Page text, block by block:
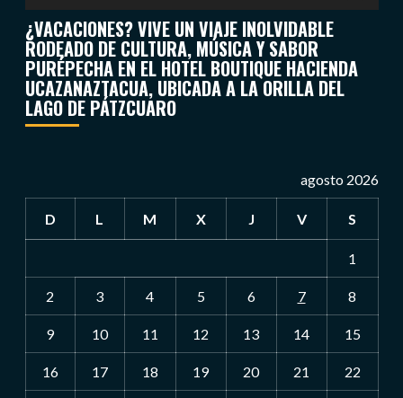
¿VACACIONES? VIVE UN VIAJE INOLVIDABLE
RODEADO DE CULTURA, MÚSICA Y SABOR
PURÉPECHA EN EL HOTEL BOUTIQUE HACIENDA
UCAZANAZTACUA, UBICADA A LA ORILLA DEL
LAGO DE PÁTZCUARO
agosto 2026
D L M X J V S
1
2 3 4 5 6 7 8
9 10 11 12 13 14 15
16 17 18 19 20 21 22